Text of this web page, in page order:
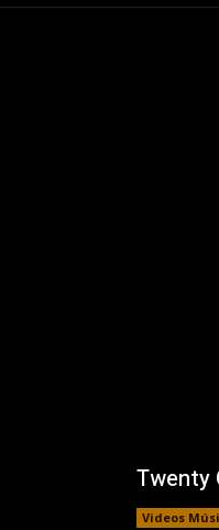
Twenty
Videos